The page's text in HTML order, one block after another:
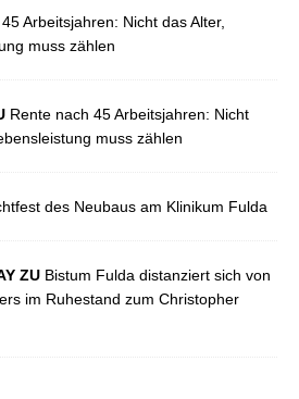
Arbeitsjahren: Nicht das Alter,
muss zählen
Rente nach 45 Arbeitsjahren: Nicht
muss zählen
des Neubaus am Klinikum Fulda
ZU Bistum Fulda distanziert sich von
im Ruhestand zum Christopher